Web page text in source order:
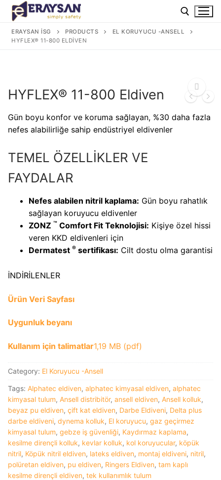
İçeriğe
atla
ERAYSAN İSG PRODUCTS
EL KORUYUCU -ANSELL
HYFLEX® 11-800 ELDIVEN
🔍
HYFLEX® 11-800 Eldiven
Gün boyu konfor ve koruma sağlayan, %30 daha fazla
nefes alabilirliğe sahip endüstriyel eldivenler
TEMEL ÖZELLİKLER VE
FAYDALAR
Nefes alabilen nitril kaplama: Gün boyu rahatlık
sağlayan koruyucu eldivenler
ZONZ ™Comfort Fit Teknolojisi: Kişiye özel hissi
veren KKD eldivenleri için
Dermatest ®sertifikası: Cilt dostu olma garantisi
İNDİRİLENLER
Ürün Veri Sayfası
Uygunluk beyanı
Kullanım için talimatlar1,19 MB (pdf)
Category: El Koruyucu -Ansell
Tags: Alphatec eldiven, alphatec kimyasal eldiven, alphatec
kimyasal tulum, Ansell distribitör, ansell eldiven, Ansell kolluk,
beyaz pu eldiven, çift kat eldiven, Darbe Eldiveni, Delta plus
darbe eldiveni, dynema kolluk, El koruyucu, gaz geçirmez
kimyasal tulum, gebze iş güvenliği, Kaydırmaz kaplama,
kesilme dirençli kolluk, kevlar kolluk, kol koruyucular, köpük
nitril, Köpük nitril eldiven, lateks eldiven, montaj eldiveni, nitril,
polüretan eldiven, pu eldiven, Ringers Eldiven, tam kaplı
kesilme dirençli eldiven, tek kullanımlık tulum